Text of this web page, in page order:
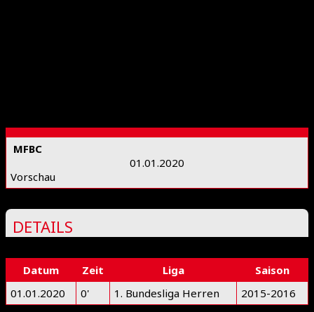
MFBC
01.01.2020
Vorschau
DETAILS
Datum Zeit Liga
Saison
01.01.2020
0' 1. Bundesliga Herren 2015-2016